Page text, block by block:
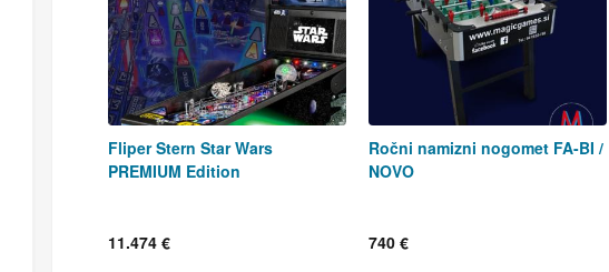
Fliper Stern Star Wars
PREMIUM Edition
11.474 €
Ročni namizni nogomet FA-BI /
NOVO
740 €